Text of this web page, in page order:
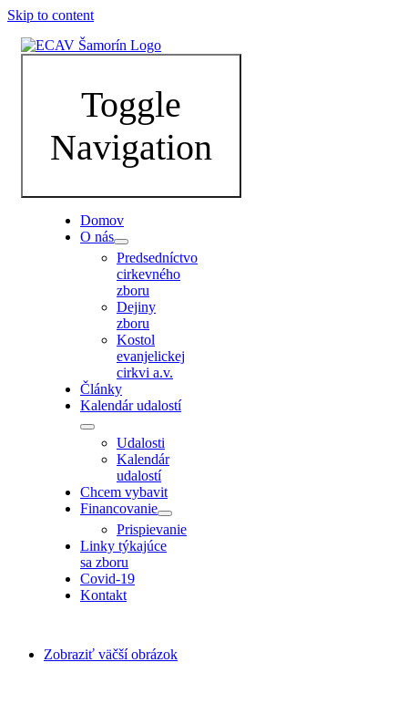
Skip to content
Toggle
Navigation
Domov
O nás
Predsedníctvo
cirkevného
zboru
Dejiny
zboru
Kostol
evanjelickej
cirkvi a.v.
Články
Kalendár udalostí
Udalosti
Kalendár
udalostí
Chcem vybavit
Financovanie
Prispievanie
Linky týkajúce
sa zboru
Covid-19
Kontakt
Zobraziť väčší obrázok